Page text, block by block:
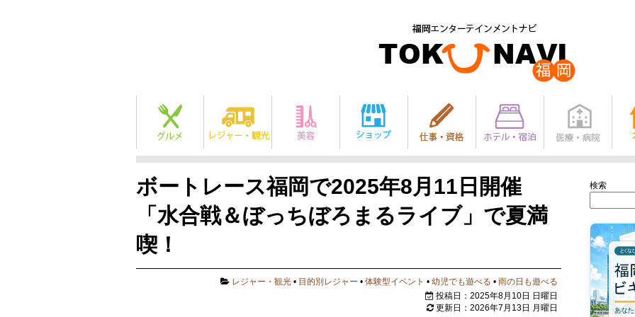
ボートレース福岡で2025年8月11日開催
「水合戦＆ぼっちぼろまるライブ」で夏満
喫！
レジャー・観光 • 目的別レジャー • 体験型イベント • 幼児でも遊べる • 雨の日も遊べる
投稿日：2025年8月10日 日曜日
更新日：2026年7月13日 月曜日
検索